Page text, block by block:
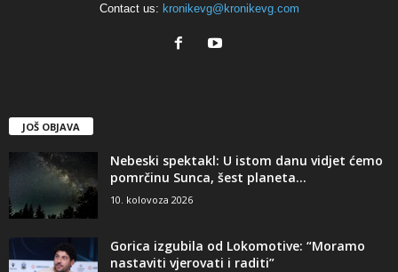
Contact us: kronikevg@kronikevg.com
JOŠ OBJAVA
Nebeski spektakl: U istom danu vidjet ćemo
pomrčinu Sunca, šest planeta...
10. kolovoza 2026
Gorica izgubila od Lokomotive: “Moramo
nastaviti vjerovati i raditi”